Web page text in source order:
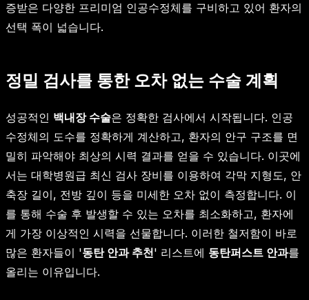
증받은 다양한 프리미엄 인공수정체를 구비하고 있어 환자의
선택 폭이 넓습니다.
정밀 검사를 통한 오차 없는 수술 계획
성공적인 백내장 수술은 정확한 검사에서 시작됩니다. 인공
수정체의 도수를 정확하게 계산하고, 환자의 안구 구조를 면
밀히 파악해야 최상의 시력 결과를 얻을 수 있습니다. 이곳에
서는 대학병원급 최신 검사 장비를 이용하여 각막 지형도, 안
축장 길이, 전방 깊이 등을 미세한 오차 없이 측정합니다. 이
를 통해 수술 후 발생할 수 있는 오차를 최소화하고, 환자에
게 가장 이상적인 시력을 선물합니다. 이러한 철저함이 바로
많은 환자들이 '동탄 안과 추천' 리스트에 동탄퍼스트 안과를
올리는 이유입니다.